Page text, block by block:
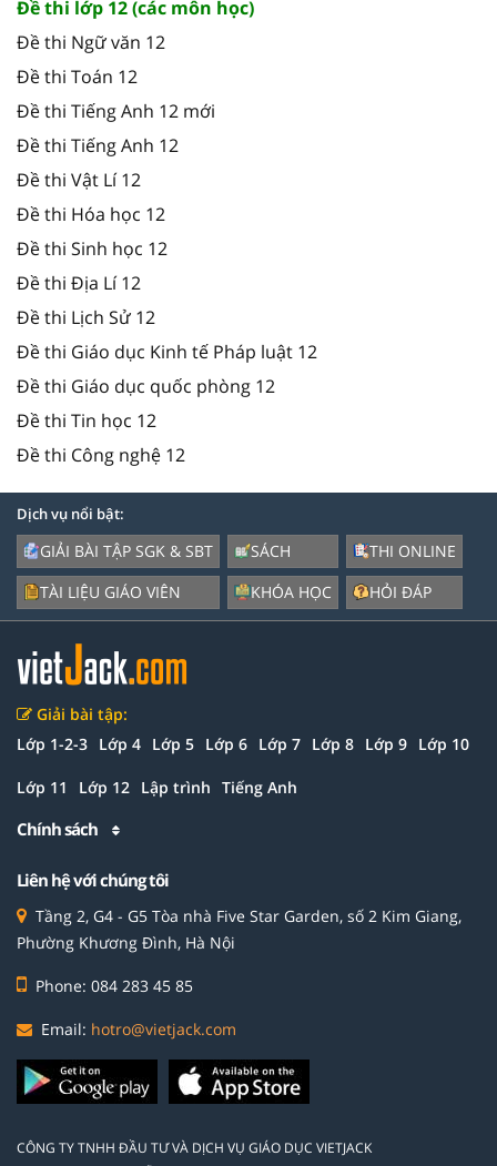
Đề thi lớp 12 (các môn học)
Đề thi Ngữ văn 12
Đề thi Toán 12
Đề thi Tiếng Anh 12 mới
Đề thi Tiếng Anh 12
Đề thi Vật Lí 12
Đề thi Hóa học 12
Đề thi Sinh học 12
Đề thi Địa Lí 12
Đề thi Lịch Sử 12
Đề thi Giáo dục Kinh tế Pháp luật 12
Đề thi Giáo dục quốc phòng 12
Đề thi Tin học 12
Đề thi Công nghệ 12
Dịch vụ nổi bật:
GIẢI BÀI TẬP SGK & SBT
TÀI LIỆU GIÁO VIÊN
SÁCH
KHÓA HỌC
THI ONLINE
HỎI ĐÁP
Giải bài tập:
Lớp 1-2-3 Lớp 4 Lớp 5 Lớp 6 Lớp 7 Lớp 8 Lớp 9 Lớp 10
Lớp 11 Lớp 12 Lập trình Tiếng Anh
Chính sách
Liên hệ với chúng tôi
Tầng 2, G4 - G5 Tòa nhà Five Star Garden, số 2 Kim Giang,
Phường Khương Đình, Hà Nội
Phone: 084 283 45 85
Email: hotro@vietjack.com
CÔNG TY TNHH ĐẦU TƯ VÀ DỊCH VỤ GIÁO DỤC VIETJACK